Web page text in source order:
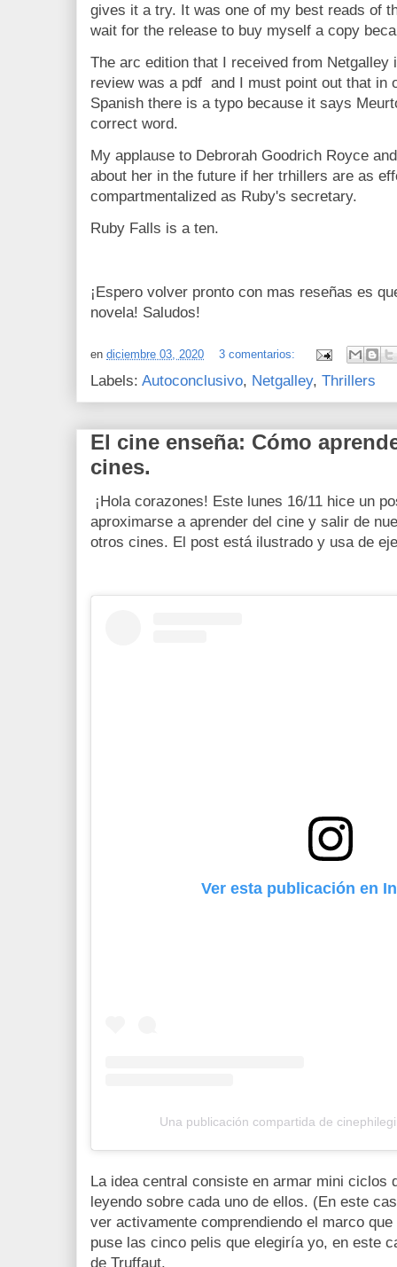
gives it a try. It was one of my best reads of
wait for the release to buy myself a copy
The arc edition that I received from Netgalley
review was a pdf and I must point out that in
Spanish there is a typo because it says
correct word.
My applause to Debrorah Goodrich Royce
about her in the future if her trhillers are as
compartmentalized as Ruby's secretary.
Ruby Falls is a ten.
¡Espero volver pronto con mas reseñas es
novela! Saludos!
en diciembre 03, 2020 3 comentarios:
Labels: Autoconclusivo, Netgalley, Thrillers
El cine enseña: Cómo
cines.
¡Hola corazones! Este lunes 16/11 hice un
aproximarse a aprender del cine y salir de
otros cines. El post está ilustrado y usa de
Ver esta publicación en
Una publicación compartida de
La idea central consiste en armar mini ciclos
leyendo sobre cada uno de ellos. (En este
ver activamente comprendiendo el marco
puse las cinco pelis que elegiría yo, en este
de Truffaut.